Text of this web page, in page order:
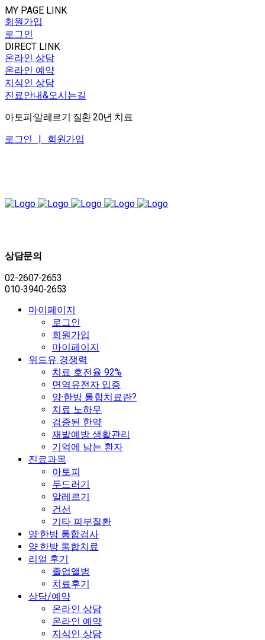
MY PAGE LINK
회원가입
로그인
DIRECT LINK
온라인 상담
온라인 예약
지식인 상담
진료안내&오시는길
아토피·알레르기 질환 20년 치료
로그인 | 회원가입
상담문의
02-2607-2653
010-3940-2653
마이페이지
로그인
회원가입
마이페이지
위드유 경쟁력
치료 호전율 92%
면역유전자 입증
양·한방 통합치료란?
치료 노하우
검증된 한약
재발예방 생활관리
기억에 남는 환자
진료과목
아토피
두드러기
알레르기
건선
기타 피부질환
양·한방 통합검사
양·한방 통합치료
리얼 후기
졸업앨범
치료후기
상담/예약
온라인 상담
온라인 예약
지식인 상담